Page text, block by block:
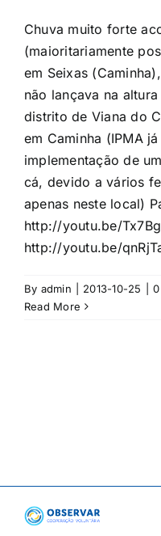
Chuva muito forte
(maioritariamente
em Seixas
não lançava na
distrito de Viana do
em Caminha (IPMA
implementação de
cá, devido a vários
apenas neste local)
http://youtu.be/
http://youtu.be/
By admin 2013-10-25
Read More